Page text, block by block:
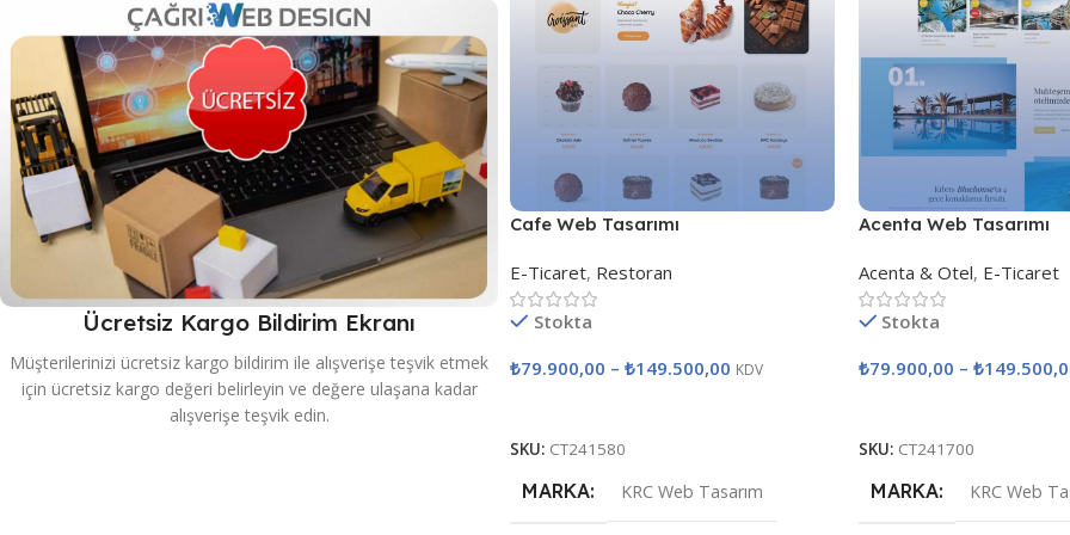
Ücretsiz Kargo Bildirim Ekranı
Müşterilerinizi ücretsiz kargo bildirim ile alışverişe teşvik etmek
için ücretsiz kargo değeri belirleyin ve değere ulaşana kadar
alışverişe teşvik edin.
Cafe Web Tasarımı
E-Ticaret, Restoran
Stokta
₺79.900,00 –₺149.500,00 KDV
SKU: CT241580
MARKA KRC Web Tasarım
Acenta Web Tasarımı
Acenta & Otel, E-Ticaret
Stokta
₺79.900,00 – ₺
SKU: CT241700
MARKA KRC Web